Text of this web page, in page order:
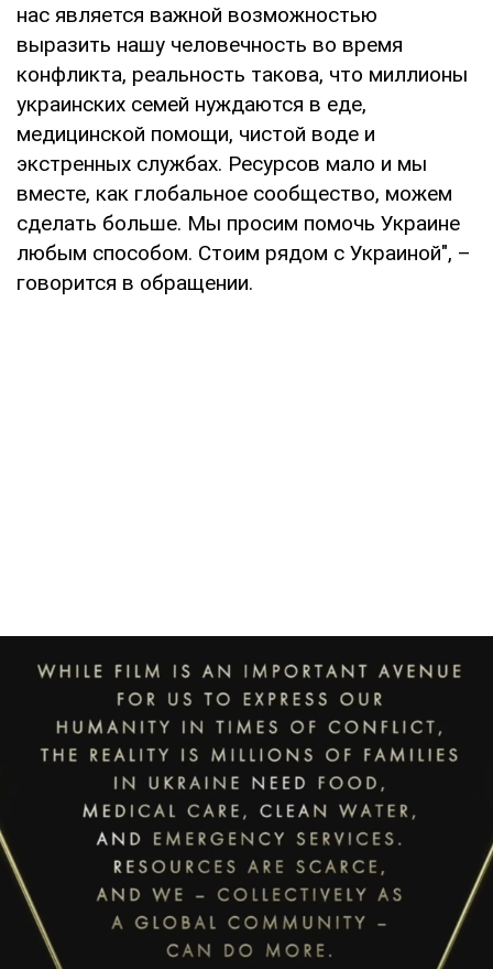
нас является важной возможностью
выразить нашу человечность во время
конфликта, реальность такова, что миллионы
украинских семей нуждаются в еде,
медицинской помощи, чистой воде и
экстренных службах. Ресурсов мало и мы
вместе, как глобальное сообщество, можем
сделать больше. Мы просим помочь Украине
любым способом. Стоим рядом с Украиной", –
говорится в обращении.